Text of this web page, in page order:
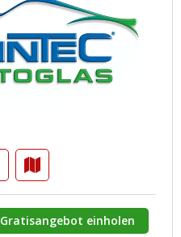
Gratisangebot einholen